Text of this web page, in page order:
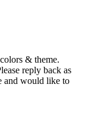
& theme.
reply back as
and would like to